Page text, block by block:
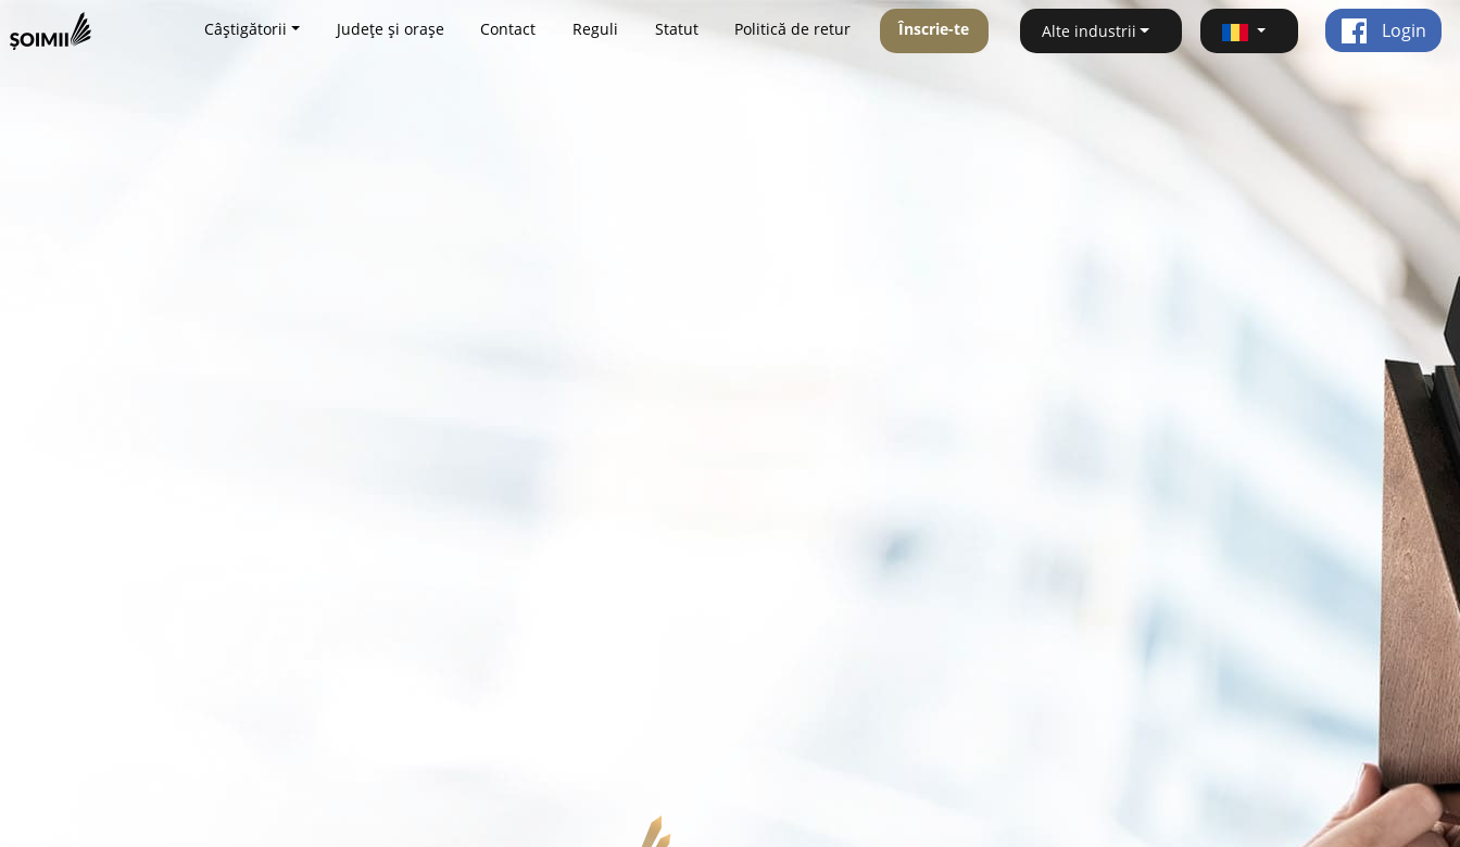
Câștigătorii Județe și orașe Contact Reguli Statut Politică de retur Înscrie-te Alte industrii Login